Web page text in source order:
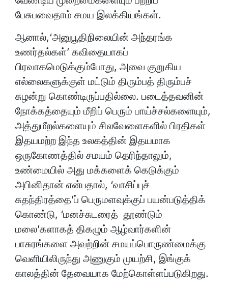
பேசுபவைதாம் சமய இலக்கியங்கள்.
ஆனால்,‘அனுபூதிநிலையின் அந்தரங்க
உணர்தல்கள்’ கவிதையாகப்
பிரவாகமெடுக்கும்போது, அவை குறுகிய
எல்லைகளுக்குள் மட்டும் திரும்பத் திரும்பச்
சுழன்று கொண்டிருப்பதில்லை. படைத்தவனின்
நோக்கத்தையும் மீறிப் பெரும் பாய்ச்சல்களையும்,
அத்துமீறல்களையும் சிலவேளைகளில் பிரதிகள்
இதயமற்ற இந்த உலகத்தின் இதயமாக
ஒருகோணத்தில் சமயம் தெரிந்தாலும்,
உண்மையில் அது மக்களைக் கெடுக்கும்
அபினிதான் என்பதால், ‘வாசிப்புச்
சுதந்திரத்தை’ப் பெருமளவுக்குப் பயன்படுத்திக்
கொண்டு, ‘மனச்சுடரைத் தூண்டும்
மலை’களாகத் திகழும் ஆழ்வார்களின்
பாசுரங்களை அவற்றின் சமயப்பொருண்மைக்கு
வெளியிலிருந்து அணுகும் முயற்சி, இங்குக்
காலத்தின் தேவையாக மேற்கொள்ளப்படுகிறது.